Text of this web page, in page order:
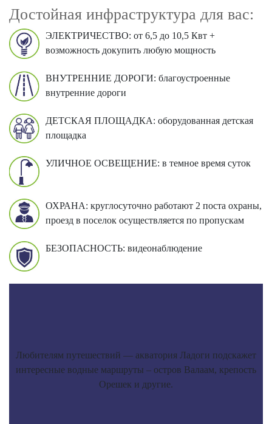
Достойная инфраструктура для вас:
ЭЛЕКТРИЧЕСТВО: от 6,5 до 10,5 Квт +
возможность докупить любую мощность
ВНУТРЕННИЕ ДОРОГИ: благоустроенные
внутренние дороги
ДЕТСКАЯ ПЛОЩАДКА: оборудованная детская
площадка
УЛИЧНОЕ ОСВЕЩЕНИЕ: в темное время суток
ОХРАНА: круглосуточно работают 2 поста охраны,
проезд в поселок осуществляется по пропускам
БЕЗОПАСНОСТЬ: видеонаблюдение
Любителям путешествий — акватория Ладоги подскажет
интересные водные маршруты – остров Валаам, крепость
Орешек и другие.